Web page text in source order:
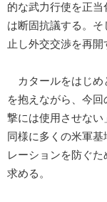
的な武力行使を正
は断固抗議する。
止し外交交渉を再開
カタールをはじめ
を抱えながら、今
撃には使用させない
同様に多くの米軍
レーションを防ぐ
求める。